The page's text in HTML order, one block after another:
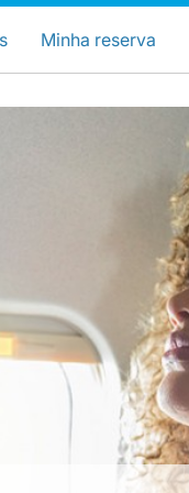
Carreiras na Luxair
Minha reserva